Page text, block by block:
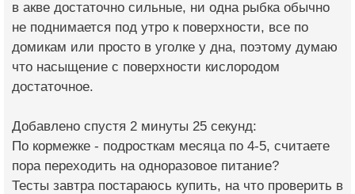
в акве достаточно сильные, ни одна рыбка обычно
не поднимается под утро к поверхности, все по
домикам или просто в уголке у дна, поэтому думаю
что насыщение с поверхности кислородом
достаточное.
Добавлено спустя 2 минуты 25 секунд:
По кормежке - подросткам месяца по 4-5, считаете
пора переходить на одноразовое питание?
Тесты завтра постараюсь купить, на что проверить в